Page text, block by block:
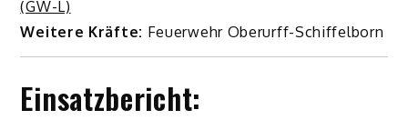
(GW-L)
Weitere Kräfte: Feuerwehr Oberurff-Schiffelborn
Einsatzbericht: